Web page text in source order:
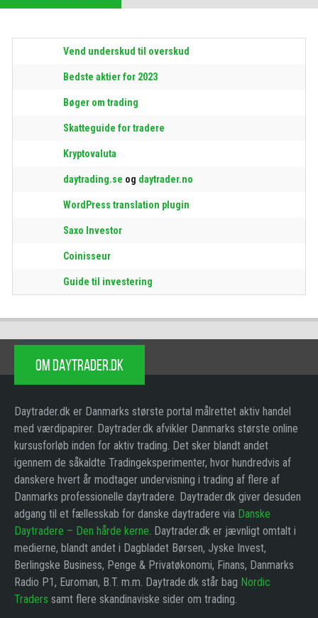
Vend underskud til overskud
Bedste aktier for 2023
Bøger om trading
Skatteguide for tradere
Kryptovaluta
daytrading.se og daytrader.no
WordPress translation plugin
Saxo Investor
Coinisseur
Guide til investering
OM DAYTRADER.DK
Daytrader.dk er Danmarks største portal målrettet aktiv handel
med værdipapirer. Daytrader.dk afvikler Danmarks største online
kursusforløb inden for aktiv trading. Det sker blandt andet
igennem de såkaldte Tradingeksperimenter, hvor hundredvis af
danskere hvert år modtager undervisning i trading af flere af
Danmarks professionelle daytradere. Daytrader.dk giver desuden
adgang til et fællesskab for danske daytradere via Danske
Daytradere – Den hårde kerne. Daytrader.dk er jævnligt omtalt i
medierne, blandt andet i Dagbladet Børsen, Jyske Invest,
Berlingske Business, Penge & Privatøkonomi, Finans, Danmarks
Radio P1, Euroman, B.T. m.m. Daytrade.dk står bag Nordic
Traders samt flere skandinaviske sider om trading.